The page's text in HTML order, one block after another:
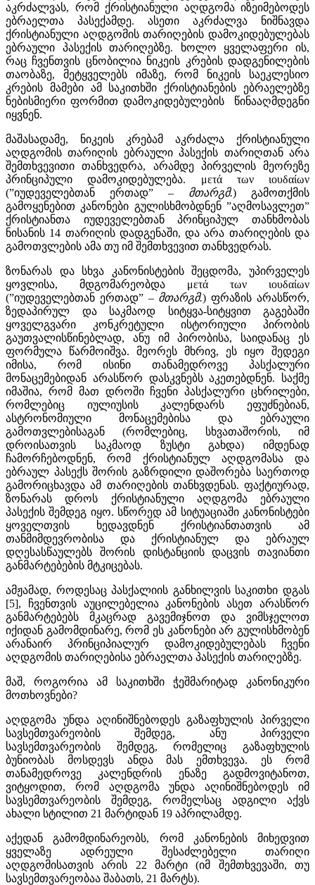
აკრძალვას, რომ ქრისტიანული აღდგომა იზეიმებოდეს
ებრაელთა პასექამდე. ასეთი აკრძალვა ნიშნავდა
ქრისტიანული აღდგომის თარიღების დამოკიდებულებას
ებრაული პასექის თარიღებზე. ხოლო ყველაფერი ის,
რაც ჩვენთვის ცნობილია ნიკეის კრების დადგენილების
თაობაზე, მეტყველებს იმაზე, რომ ნიკეის საეკლესიო
კრების მამები ამ საკითხში ქრისტიანების ებრაელებზე
ნებისმიერი ფორმით დამოკიდებულების წინააღმდეგნი
იყვნენ.
მაშასადამე, ნიკეის კრებამ აკრძალა ქრისტიანული
აღდგომის თარიღის ებრაული პასექის თარიღთან არა
შემთხვევითი თანხვედრა, არამდე პირველის მეორეზე
პრინციპული დამოკიდებულება. μετά των ιουδαίων
(”იუდეველებთან ერთად” – მთარგმ.) გამოთქმის
გამოყენებით კანონები გულისხმობდნენ ”აღმოსავლეთ”
ქრისტიანთა იუდეველებთან პრინციპულ თანხმობას
ნისანის 14 თარიღის დადგენაში, და არა თარიღების და
გამოთვლების ამა თუ იმ შემთხვევით თანხვედრას.
ზონარას და სხვა კანონისტების შეცდომა, უპირველეს
ყოვლისა, მდგომარეობდა μετά των ιουδαίων
(”იუდეველებთან ერთად” – მთარგმ.) ფრაზის არასწორ,
ზედაპირულ და საკმაოდ სიტყვა-სიტყვით გაგებაში
ყოველგვარი კონკრეტული ისტორიული პირობის
გაუთვალისწინებლად, ანუ იმ პირობისა, საიდანაც ეს
ფორმულა წარმოიშვა. მეორეს მხრივ, ეს იყო შედეგი
იმისა, რომ ისინი თანამედროვე პასქალური
მონაცემებიდან არასწორ დასკვნებს აკეთებდნენ. საქმე
იმაშია, რომ მათ დროში ჩვენი პასქალური ცხრილები,
რომლებიც იულიუსის კალენდარს ეფუძნებიან,
ასტრონომიული მონაცემებისა და ებრაული
გამოთვლებისაგან (რომლებიც, სხვათაშორის, იმ
დროისათვის საკმაოდ ზუსტი გახდა) იმდენად
ჩამორჩებოდნენ, რომ ქრისტიანულ აღდგომასა და
ებრაულ პასექს შორის გაზრდილი დაშორება საერთოდ
გამორიცხავდა ამ თარიღების თანხვდენას. ფაქტიურად,
ზონარას დროს ქრისტიანული აღდგომა ებრაული
პასექის შემდეგ იყო. სწორედ ამ სიტუაციაში კანონისტები
ყოველთვის ხედავდნენ ქრისტიანთათვის ამ
თანმიმდევრობისა და ქრისტიანულ და ებრაულ
დღესასწაულებს შორის დისტანციის დაცვის თავიანთი
განმარტებების მტკიცებას.
ამჟამად, როდესაც პასქალიის განხილვის საკითხი დგას
[5], ჩვენთვის აუცილებელია კანონების ასეთ არასწორ
განმარტებებს მკაცრად გავემიჯნოთ და ვიმსჯელოთ
იქიდან გამომდინარე, რომ ეს კანონები არ გულისხმობენ
არანაირ პრინციპიალურ დამოკიდებულებას ჩვენი
აღდგომის თარიღებისა ებრაელთა პასექის თარიღებზე.
მაშ, როგორია ამ საკითხში ჭეშმარიტად კანონიკური
მოთხოვნები?
აღდგომა უნდა აღინიშნებოდეს გაზაფხულის პირველი
სავსემთვარეობის შემდეგ, ანუ პირველი
სავსემთვარეობის შემდეგ, რომელიც გაზაფხულის
ბუნიობას მოსდევს ანდა მას ემთხვევა. ეს რომ
თანამედროვე კალენდრის ენაზე გადმოვიტანოთ,
ვიტყოდით, რომ აღდგომა უნდა აღინიშნებოდეს იმ
სავსემთვარეობის შემდეგ, რომელსაც ადგილი აქვს
ახალი სტილით 21 მარტიდან 19 აპრილამდე.
აქედან გამომდინარეობს, რომ კანონების მიხედვით
ყველაზე ადრეული შესაძლებელი თარიღი
აღდგომისათვის არის 22 მარტი (იმ შემთხვევაში, თუ
სავსემთვარეობაა შაბათს, 21 მარტს).